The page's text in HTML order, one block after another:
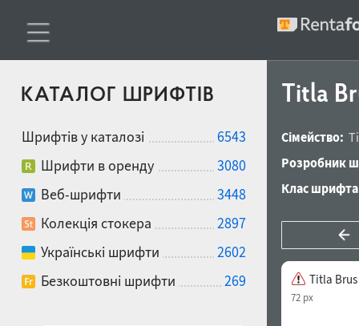
КАТАЛОГ ШРИФТІВ
Шрифтів у каталозі
6543
Шрифти в оренду
3080
Веб-шрифти
3448
Колекція стокера
2897
Українські шрифти
2602
Безкоштовні шрифти
269
Titla
Сімейство:
Розробник
Клас
Titla
72 px